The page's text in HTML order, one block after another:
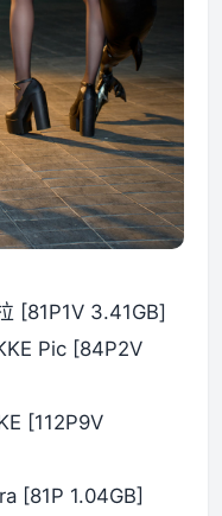
[81P1V 3.41GB]
Pic [84P2V
[112P9V
[81P 1.04GB]